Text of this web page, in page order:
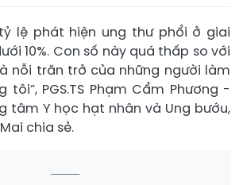
lệ phát hiện ung thư phổi ở giai
10%. Con số này quá thấp so với
nỗi trăn trở của những người làm
tôi”, PGS.TS Phạm Cẩm Phương -
tâm Y học hạt nhân và Ung bướu,
chia sẻ.